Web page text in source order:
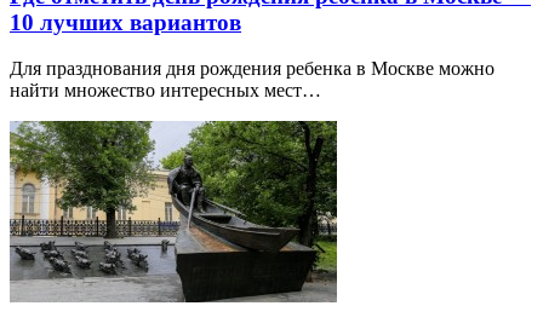
10 лучших вариантов
Для празднования дня рождения ребенка в Москве можно
найти множество интересных мест…